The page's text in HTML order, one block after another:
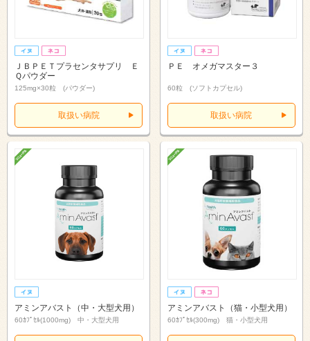
ＪＢＰＥＴプラセンタサプリ Ｅ
Ｑパウダー
125mg×30粒 (パウダー)
取扱い病院
ＰＥ オメガマスター３
60粒 (ソフトカプセル)
取扱い病院
アミンアバスト（中・大型犬用）
60ｶﾌﾟｾﾙ(1000mg) 中・大型犬用
アミンアバスト（猫・小型犬用）
60ｶﾌﾟｾﾙ(300mg) 猫・小型犬用